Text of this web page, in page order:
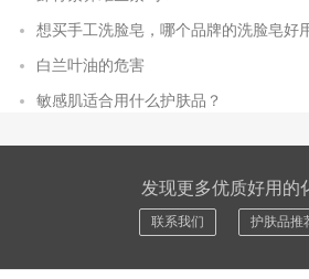
想买手工洗脸皂，哪个品牌的洗脸皂好
白兰叶油的危害
敏感肌适合用什么护肤品？
发现更多优质好用的
联系我们 护肤品推